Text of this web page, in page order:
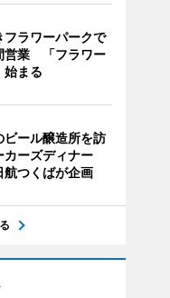
フラワーパークで
営業 「フラワー
始まる
ビール醸造所を訪
カーズディナー
航つくばが企画